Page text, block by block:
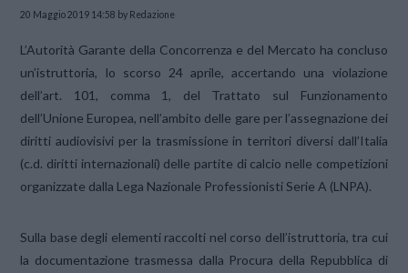
20 Maggio 2019 14:58 by Redazione
L’Autorità Garante della Concorrenza e del Mercato ha concluso
un’istruttoria, lo scorso 24 aprile, accertando una violazione
dell’art. 101, comma 1, del Trattato sul Funzionamento
dell’Unione Europea, nell’ambito delle gare per l’assegnazione dei
diritti audiovisivi per la trasmissione in territori diversi dall’Italia
(c.d. diritti internazionali) delle partite di calcio nelle competizioni
organizzate dalla Lega Nazionale Professionisti Serie A (LNPA).
Sulla base degli elementi raccolti nel corso dell’istruttoria, tra cui
la documentazione trasmessa dalla Procura della Repubblica di